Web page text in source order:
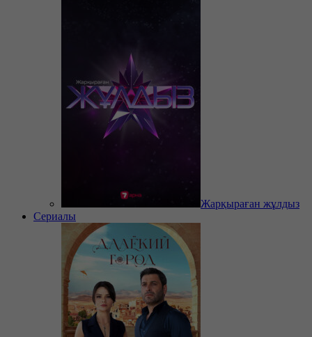
Жарқыраған жұлдыз
Сериалы